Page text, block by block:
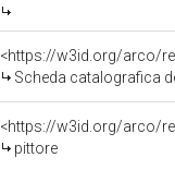
<https://w3id.org/arco/
Scheda catalografica
<https://w3id.org/arco/
pittore